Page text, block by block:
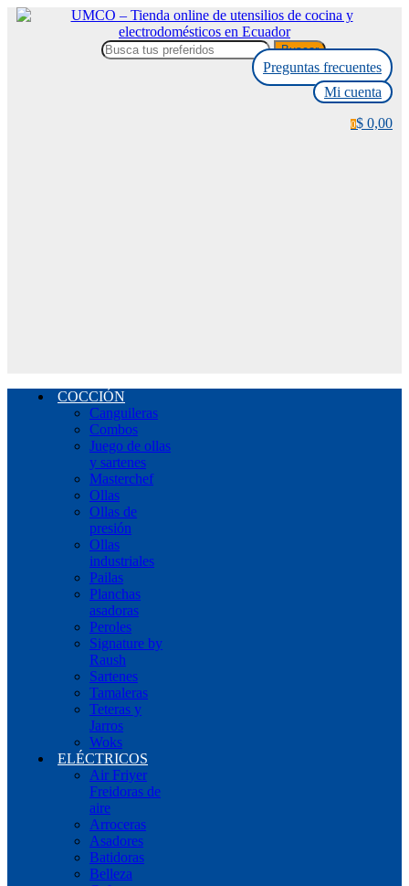
Buscar
Preguntas frecuentes
Mi cuenta
0$ 0,00
COCCIÓN
Canguileras
Combos
Juego de ollas
y sartenes
Masterchef
Ollas
Ollas de
presión
Ollas
industriales
Pailas
Planchas
asadoras
Peroles
Signature by
Raush
Sartenes
Tamaleras
Teteras y
Jarros
Woks
ELÉCTRICOS
Air Friyer
Freidoras de
aire
Arroceras
Asadores
Batidoras
Belleza